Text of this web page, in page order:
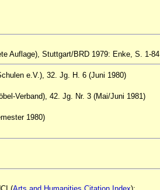
Auflage), Stuttgart/BRD 1979: Enke, S. 1-84
e.V.), 32. Jg. H. 6 (Juni 1980)
Verband), 42. Jg. Nr. 3 (Mai/Juni 1981)
1980)